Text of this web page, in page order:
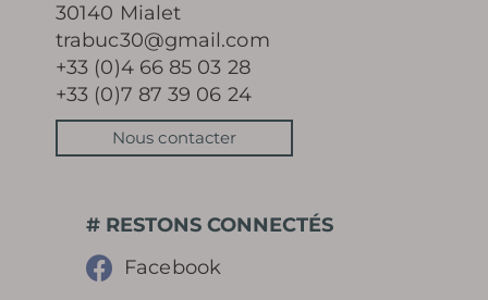
LE MYSTÈRE DES 100 000
SOLDATS
CONSERVATION ET
PHOTOTHÈQUE
30140 Mialet
trabuc30@gmail.com
+33 (0)4 66 85 03 28
+33 (0)7 87 39 06 24
Nous contacter
# RESTONS CONNECTÉS
Facebook